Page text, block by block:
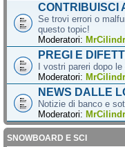
CONTRIBUISCI
Se trovi errori o
questo topic!
Moderatori:
PREGI E
I vostri pareri dopo
Moderatori:
NEWS DALLE
Notizie di banco e
Moderatori:
SNOWBOARD E SCI